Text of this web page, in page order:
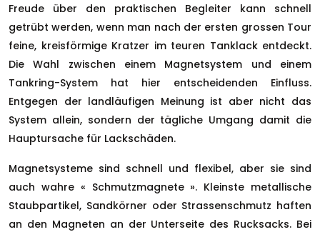
Freude über den praktischen Begleiter kann schnell
getrübt werden, wenn man nach der ersten grossen Tour
feine, kreisförmige Kratzer im teuren Tanklack entdeckt.
Die Wahl zwischen einem Magnetsystem und einem
Tankring-System hat hier entscheidenden Einfluss.
Entgegen der landläufigen Meinung ist aber nicht das
System allein, sondern der tägliche Umgang damit die
Hauptursache für Lackschäden.
Magnetsysteme sind schnell und flexibel, aber sie sind
auch wahre « Schmutzmagnete ». Kleinste metallische
Staubpartikel, Sandkörner oder Strassenschmutz haften
an den Magneten an der Unterseite des Rucksacks. Bei